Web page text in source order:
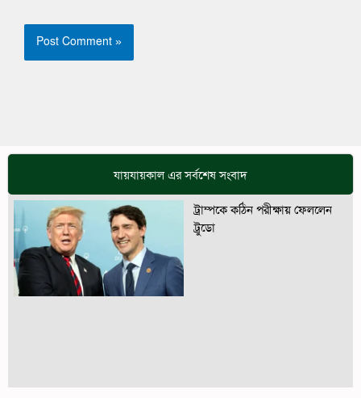
যায়যায়কাল এর সর্বশেষ সংবাদ
ট্রাম্পকে কঠিন পরীক্ষায় ফেললেন
ট্রুডো